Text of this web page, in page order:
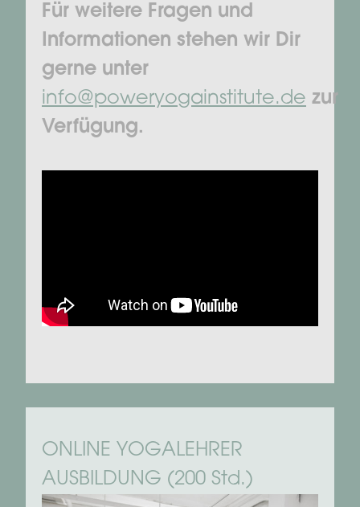
Für weitere Fragen und
Informationen stehen wir Dir
gerne unter
info@poweryogainstitute.de zur
Verfügung.
ONLINE YOGALEHRER
AUSBILDUNG (200 Std.)